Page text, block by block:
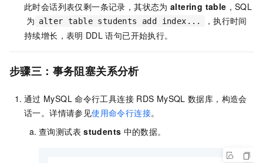
此时会话列表仅剩一条记录，其状态为 altering table ，SQL
为 alter table students add index...
，执行时间
持续增长，表明 DDL 语句已开始执行。
步骤三：事务阻塞关系分析
通过 MySQL 命令行工具连接 RDS MySQL 数据库，构造会
话一。详情请参见使用命令行连接。
查询测试表 students 中的数据。